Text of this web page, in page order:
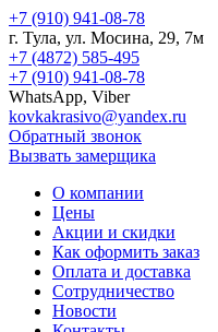
+7 (910) 941-08-78
г. Тула, ул. Мосина, 29, 7м
+7 (4872) 585-495
+7 (910) 941-08-78
WhatsApp, Viber
kovkakrasivo@yandex.ru
Обратный звонок
Вызвать замерщика
О компании
Цены
Акции и скидки
Как оформить заказ
Оплата и доставка
Сотрудничество
Новости